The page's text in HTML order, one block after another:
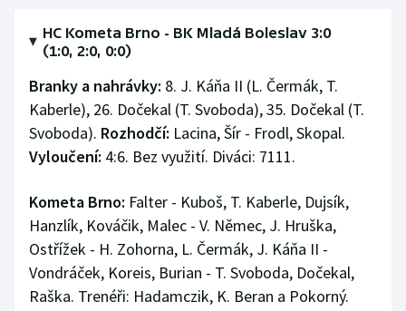
HC Kometa Brno - BK Mladá Boleslav 3:0
(1:0, 2:0, 0:0)
Branky a nahrávky: 8. J. Káňa II (L. Čermák, T.
Kaberle), 26. Dočekal (T. Svoboda), 35. Dočekal (T.
Svoboda). Rozhodčí: Lacina, Šír - Frodl, Skopal.
Vyloučení: 4:6. Bez využití. Diváci: 7111.
Kometa Brno: Falter - Kuboš, T. Kaberle, Dujsík,
Hanzlík, Kováčik, Malec - V. Němec, J. Hruška,
Ostřížek - H. Zohorna, L. Čermák, J. Káňa II -
Vondráček, Koreis, Burian - T. Svoboda, Dočekal,
Raška. Trenéři: Hadamczik, K. Beran a Pokorný.